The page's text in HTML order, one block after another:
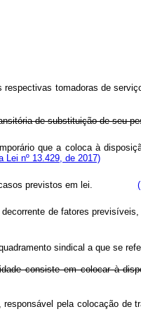
nas respectivas tomadoras
de substituição de seu
que a coloca à
Lei nº 13.429, de 2017)
nos casos previstos em lei.
decorrente de fatores
sindical a que se
consiste em colocar à
responsável pela